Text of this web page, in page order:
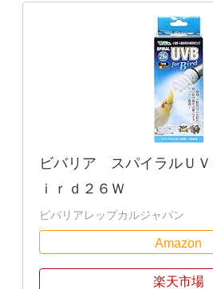
ビバリア スパイラルＵ
ｉｒｄ２６Ｗ
ビバリアレップカルジャパン
Amazon
楽天市場